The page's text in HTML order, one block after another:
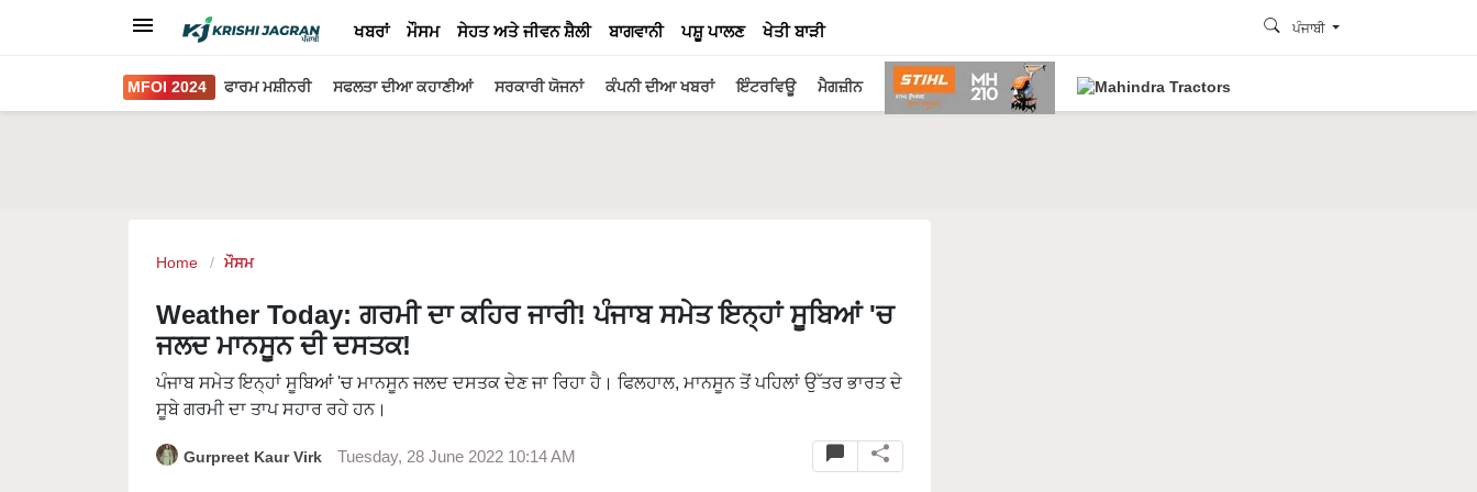
ਖਬਰਾਂ ਮੌਸਮ ਸੇਹਤ ਅਤੇ ਜੀਵਨ ਸ਼ੈਲੀ ਬਾਗਵਾਨੀ ਪਸ਼ੂ ਪਾਲਣ ਖੇਤੀ ਬਾੜੀ ਪੰਜਾਬੀ
MFOI 2024 ਫਾਰਮ ਮਸ਼ੀਨਰੀ ਸਫਲਤਾ ਦੀਆ ਕਹਾਣੀਆਂ ਸਰਕਾਰੀ ਯੋਜਨਾਂ ਕੰਪਨੀ ਦੀਆ ਖਬਰਾਂ ਇੰਟਰਵਿਊ ਮੈਗਜ਼ੀਨ
Home ਮੌਸਮ
Weather Today: ਗਰਮੀ ਦਾ ਕਹਿਰ ਜਾਰੀ! ਪੰਜਾਬ ਸਮੇਤ ਇਨ੍ਹਾਂ ਸੂਬਿਆਂ 'ਚ
ਜਲਦ ਮਾਨਸੂਨ ਦੀ ਦਸਤਕ!
ਪੰਜਾਬ ਸਮੇਤ ਇਨ੍ਹਾਂ ਸੂਬਿਆਂ 'ਚ ਮਾਨਸੂਨ ਜਲਦ ਦਸਤਕ ਦੇਣ ਜਾ ਰਿਹਾ ਹੈ। ਫਿਲਹਾਲ, ਮਾਨਸੂਨ ਤੋਂ ਪਹਿਲਾਂ ਉੱਤਰ ਭਾਰਤ ਦੇ
ਸੂਬੇ ਗਰਮੀ ਦਾ ਤਾਪ ਸਹਾਰ ਰਹੇ ਹਨ।
Gurpreet Kaur Virk Tuesday, 28 June 2022 10:14 AM